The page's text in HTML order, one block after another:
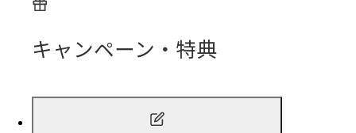
キャンペーン・特典